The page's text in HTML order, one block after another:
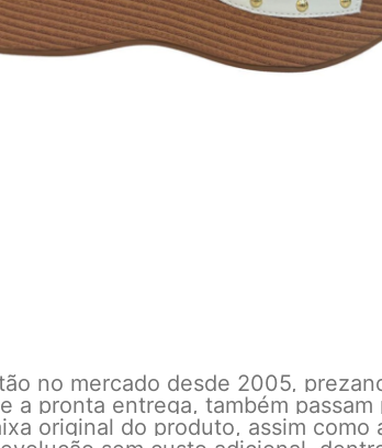
no mercado desde 2005,
a pronta entrega, também
original do produto, assim